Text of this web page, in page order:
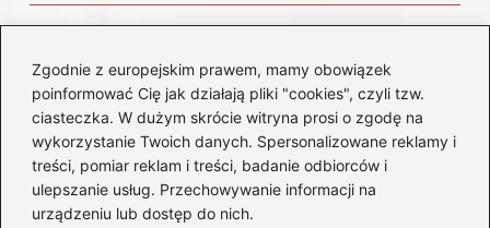
Zgodnie z europejskim prawem, mamy obowiązek
poinformować Cię jak działają pliki "cookies", czyli tzw.
ciasteczka. W dużym skrócie witryna prosi o zgodę na
wykorzystanie Twoich danych. Spersonalizowane reklamy i
treści, pomiar reklam i treści, badanie odbiorców i
ulepszanie usług. Przechowywanie informacji na
urządzeniu lub dostęp do nich.
Odkryj przyczyny i
rozwiązania dla Twojego
silnika
Kategorie